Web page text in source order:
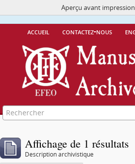
Ce site utilise des cookies
accueil contactez-nous
Aperçu avant impression
Affichage de 1 résultats
Description archivistique